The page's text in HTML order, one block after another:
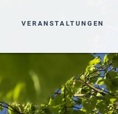
VERANSTALTUNGEN